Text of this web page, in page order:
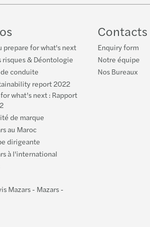
prepare for what's next
risques & Déontologie
conduite
report 2022
what’s next : Rapport
de marque
au Maroc
dirigeante
à l'international
Mazars - Mazars -
Contacts
Enquiry form
Notre équipe
Nos Bureaux